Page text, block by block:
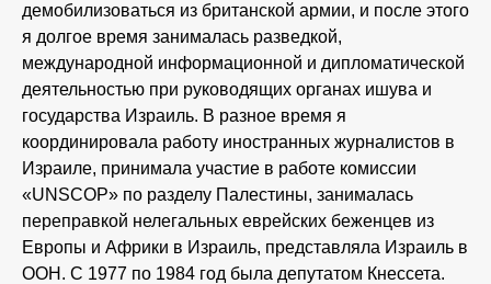
демобилизоваться из британской армии, и после этого
я долгое время занималась разведкой,
международной информационной и дипломатической
деятельностью при руководящих органах ишува и
государства Израиль. В разное время я
координировала работу иностранных журналистов в
Израиле, принимала участие в работе комиссии
«UNSCOP» по разделу Палестины, занималась
переправкой нелегальных еврейских беженцев из
Европы и Африки в Израиль, представляла Израиль в
ООН. С 1977 по 1984 год была депутатом Кнессета.